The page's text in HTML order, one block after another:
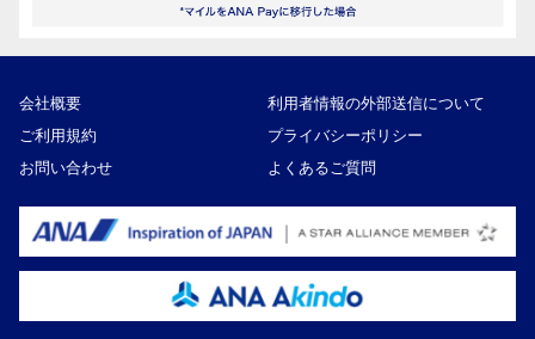
会社概要
利用者情報の外部送信について
ご利用規約
プライバシーポリシー
お問い合わせ
よくあるご質問